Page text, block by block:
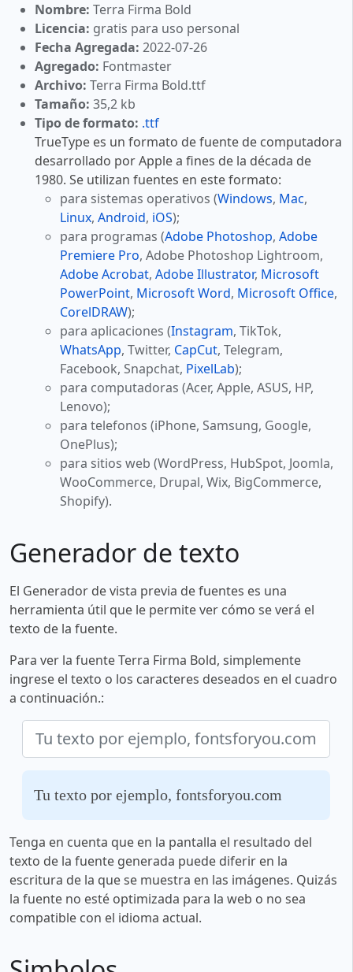
Nombre: Terra Firma Bold
Licencia: gratis para uso personal
Fecha Agregada: 2022-07-26
Agregado: Fontmaster
Archivo: Terra Firma Bold.ttf
Tamaño: 35,2 kb
Tipo de formato: .ttf
TrueType es un formato de fuente de computadora
desarrollado por Apple a fines de la década de
1980. Se utilizan fuentes en este formato:
para sistemas operativos (Windows, Mac,
Linux, Android, iOS);
para programas (Adobe Photoshop, Adobe
Premiere Pro, Adobe Photoshop Lightroom,
Adobe Acrobat, Adobe Illustrator, Microsoft
PowerPoint, Microsoft Word, Microsoft Office,
CorelDRAW);
para aplicaciones (Instagram, TikTok,
WhatsApp, Twitter, CapCut, Telegram,
Facebook, Snapchat, PixelLab);
para computadoras (Acer, Apple, ASUS, HP,
Lenovo);
para telefonos (iPhone, Samsung, Google,
OnePlus);
para sitios web (WordPress, HubSpot, Joomla,
WooCommerce, Drupal, Wix, BigCommerce,
Shopify).
Generador de texto
El Generador de vista previa de fuentes es una
herramienta útil que le permite ver cómo se verá el
texto de la fuente.
Para ver la fuente Terra Firma Bold, simplemente
ingrese el texto o los caracteres deseados en el cuadro
a continuación.:
Tu texto por ejemplo, fontsforyou.com
Tenga en cuenta que en la pantalla el resultado del
texto de la fuente generada puede diferir en la
escritura de la que se muestra en las imágenes. Quizás
la fuente no esté optimizada para la web o no sea
compatible con el idioma actual.